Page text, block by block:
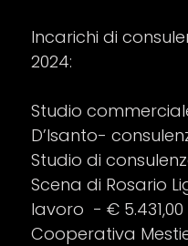
Incarichi di
Studio
D’Isanto-
Studio di
Scena di Rosario
lavoro - € 5.431,00
Cooperativa